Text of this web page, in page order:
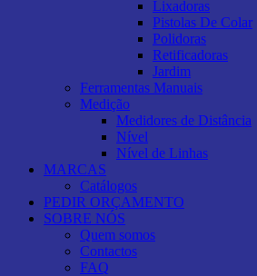
Lixadoras
Pistolas De Colar
Polidoras
Retificadoras
Jardim
Ferramentas Manuais
Medição
Medidores de Distância
Nível
Nível de Linhas
MARCAS
Catálogos
PEDIR ORÇAMENTO
SOBRE NÓS
Quem somos
Contactos
FAQ